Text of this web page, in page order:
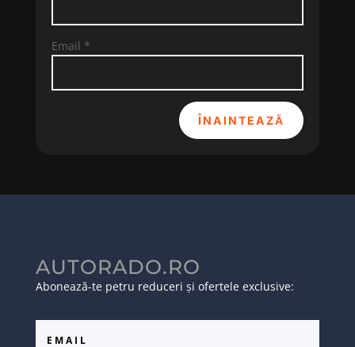
Email *
ÎNAINTEAZĂ
AUTORADO.RO
Abonează-te petru reduceri și ofertele exclusive: